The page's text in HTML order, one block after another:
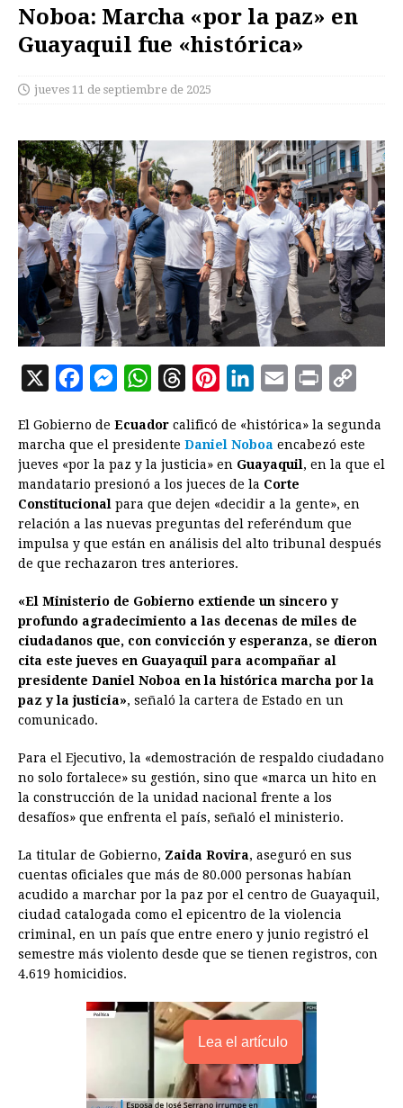
Noboa: Marcha «por la paz» en
Guayaquil fue «histórica»
jueves 11 de septiembre de 2025
X
c
e
b
o
o
k
M
s
s
e
n
g
e
r
W
a
t
s
A
p
p
r
e
a
d
s
n
t
e
r
e
s
t
n
k
e
d
I
a
i
l
i
n
p
y
i
n
El Gobierno de Ecuador calificó de «histórica» la segunda
marcha que el presidente Daniel Noboa encabezó este
jueves «por la paz y la justicia» en Guayaquil, en la que el
mandatario presionó a los jueces de la Corte
Constitucional para que dejen «decidir a la gente», en
relación a las nuevas preguntas del referéndum que
impulsa y que están en análisis del alto tribunal después
de que rechazaron tres anteriores.
«El Ministerio de Gobierno extiende un sincero y
profundo agradecimiento a las decenas de miles de
ciudadanos que, con convicción y esperanza, se dieron
cita este jueves en Guayaquil para acompañar al
presidente Daniel Noboa en la histórica marcha por la
paz y la justicia», señaló la cartera de Estado en un
comunicado.
Para el Ejecutivo, la «demostración de respaldo ciudadano
no solo fortalece» su gestión, sino que «marca un hito en
la construcción de la unidad nacional frente a los
desafíos» que enfrenta el país, señaló el ministerio.
La titular de Gobierno, Zaida Rovira, aseguró en sus
cuentas oficiales que más de 80.000 personas habían
acudido a marchar por la paz por el centro de Guayaquil,
ciudad catalogada como el epicentro de la violencia
criminal, en un país que entre enero y junio registró el
semestre más violento desde que se tienen registros, con
4.619 homicidios.
Lea el artículo